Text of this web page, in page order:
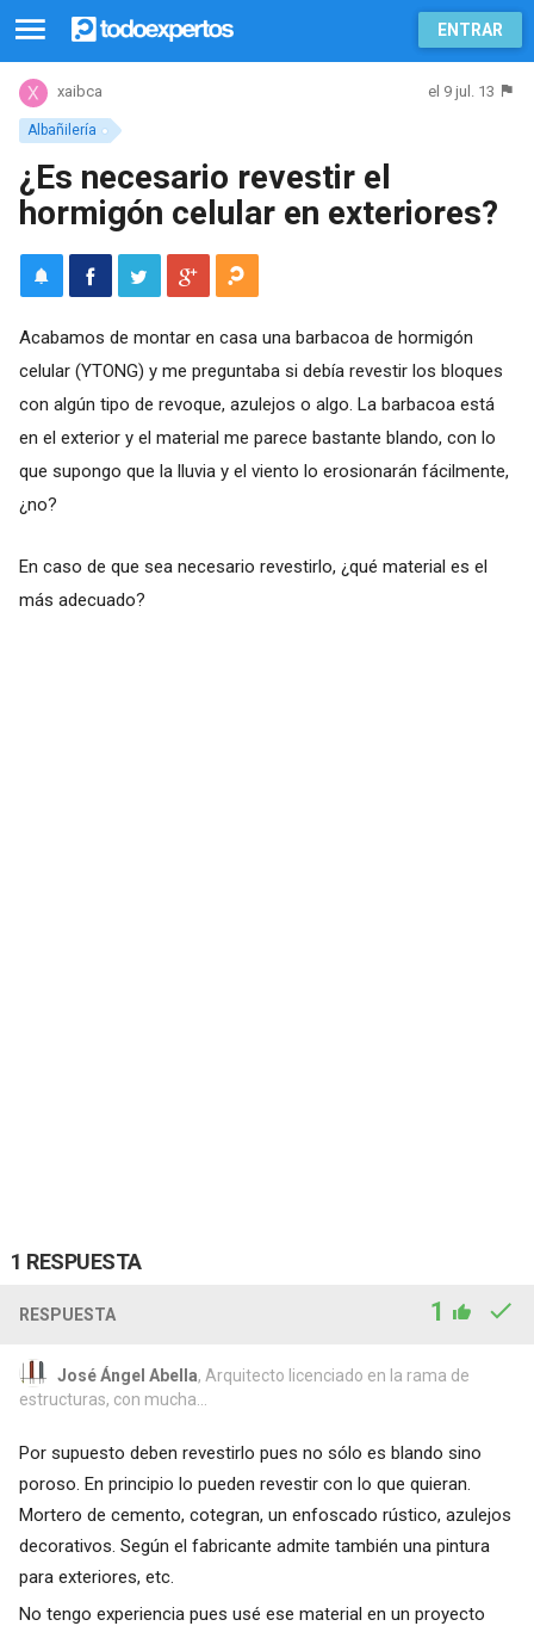
ENTRAR
Albañilería
xaibca el 9 jul. 13
¿Es necesario revestir el
hormigón celular en exteriores?
Acabamos de montar en casa una barbacoa de hormigón
celular (YTONG) y me preguntaba si debía revestir los bloques
con algún tipo de revoque, azulejos o algo. La barbacoa está
en el exterior y el material me parece bastante blando, con lo
que supongo que la lluvia y el viento lo erosionarán fácilmente,
¿no?
En caso de que sea necesario revestirlo, ¿qué material es el
más adecuado?
1 RESPUESTA
RESPUESTA 1
José Ángel Abella, Arquitecto licenciado en la rama de
estructuras, con mucha...
Por supuesto deben revestirlo pues no sólo es blando sino
poroso. En principio lo pueden revestir con lo que quieran.
Mortero de cemento, cotegran, un enfoscado rústico, azulejos
decorativos. Según el fabricante admite también una pintura
para exteriores, etc.
No tengo experiencia pues usé ese material en un proyecto